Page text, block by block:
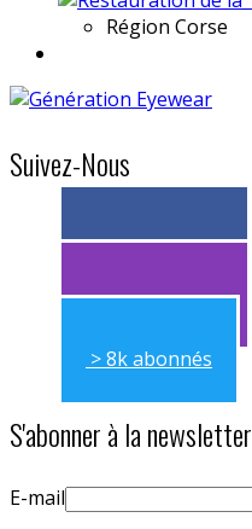
Région Corse
Suivez-Nous
> 11k abonnés
> 11k abonnés
> 8k abonnés
S'abonner à la newsletter
E-mail